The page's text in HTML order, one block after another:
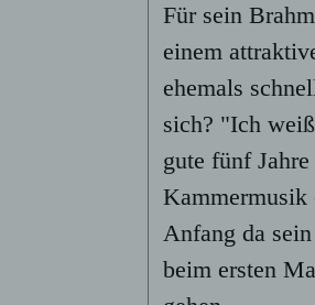
Für sein
einem
ehemals
sich? "Ich
gute fünf
Kammermusik
Anfang da
beim ersten